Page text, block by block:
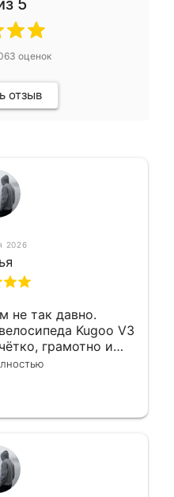
5
оценок
отзыв
2026
не так давно.
Kugoo V3
грамотно и
Всё сделано